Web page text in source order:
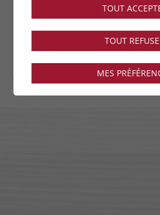
Collection disponible dans notre
TOUT
TOUT
MES